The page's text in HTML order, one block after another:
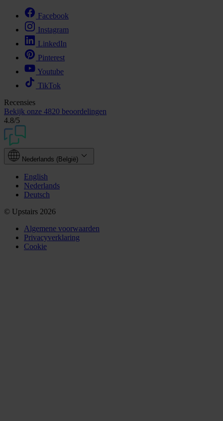
Facebook
Instagram
LinkedIn
Pinterest
Youtube
TikTok
Recensies
Bekijk onze 4820 beoordelingen
4.8/5
Nederlands (België)
English
Nederlands
Deutsch
© Upstairs 2026
Algemene voorwaarden
Privacyverklaring
Cookie